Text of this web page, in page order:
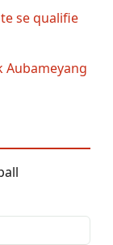
se qualifie
Aubameyang